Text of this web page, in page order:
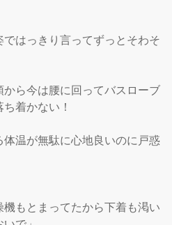
はっきり言ってずっとそわそ
ら今は腰に回ってバスローブ
着かない！
温が無駄に心地良いのに戸惑
機もとまってたから下着も渇い